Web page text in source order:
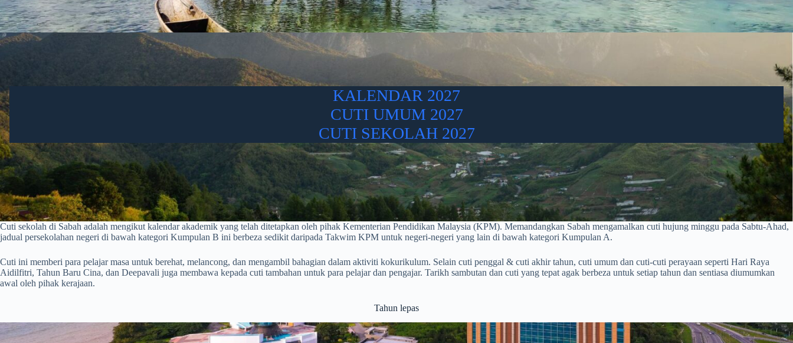
KALENDAR 2027
CUTI UMUM 2027
CUTI SEKOLAH 2027
Cuti sekolah di Sabah adalah mengikut kalendar akademik yang telah ditetapkan oleh pihak Kementerian Pendidikan Malaysia (KPM). Memandangkan Sabah mengamalkan cuti hujung minggu pada Sabtu-Ahad,
jadual persekolahan negeri di bawah kategori Kumpulan B ini berbeza sedikit daripada Takwim KPM untuk negeri-negeri yang lain di bawah kategori Kumpulan A.
Cuti ini memberi para pelajar masa untuk berehat, melancong, dan mengambil bahagian dalam aktiviti kokurikulum. Selain cuti penggal & cuti akhir tahun, cuti umum dan cuti-cuti perayaan seperti Hari Raya
Aidilfitri, Tahun Baru Cina, dan Deepavali juga membawa kepada cuti tambahan untuk para pelajar dan pengajar. Tarikh sambutan dan cuti yang tepat agak berbeza untuk setiap tahun dan sentiasa diumumkan
awal oleh pihak kerajaan.
Tahun lepas